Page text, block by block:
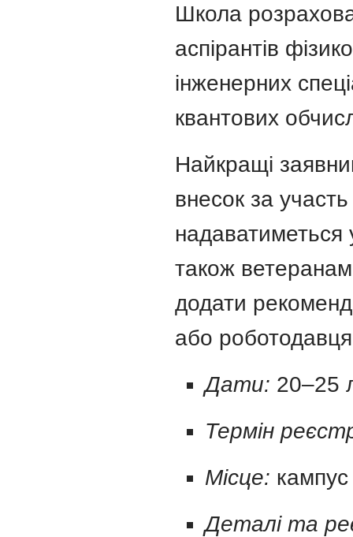
Школа
аспірантів
інженерних
квантових
Найкращі
внесок за
надаватиметься
також
додати
або
Дати: 20–25
Термін
Місце:
Деталі та